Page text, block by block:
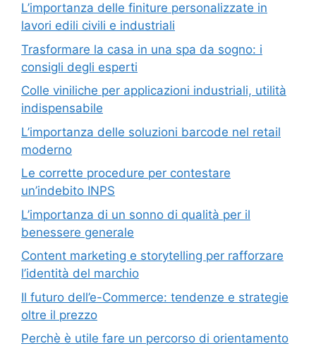
L’importanza delle finiture personalizzate in
lavori edili civili e industriali
Trasformare la casa in una spa da sogno: i
consigli degli esperti
Colle viniliche per applicazioni industriali, utilità
indispensabile
L’importanza delle soluzioni barcode nel retail
moderno
Le corrette procedure per contestare
un’indebito INPS
L’importanza di un sonno di qualità per il
benessere generale
Content marketing e storytelling per rafforzare
l’identità del marchio
Il futuro dell’e-Commerce: tendenze e strategie
oltre il prezzo
Perchè è utile fare un percorso di orientamento